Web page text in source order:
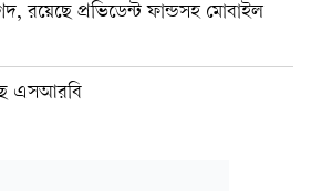
রয়েছে প্রভিডেন্ট ফান্ডসহ মোবাইল
এসআরবি